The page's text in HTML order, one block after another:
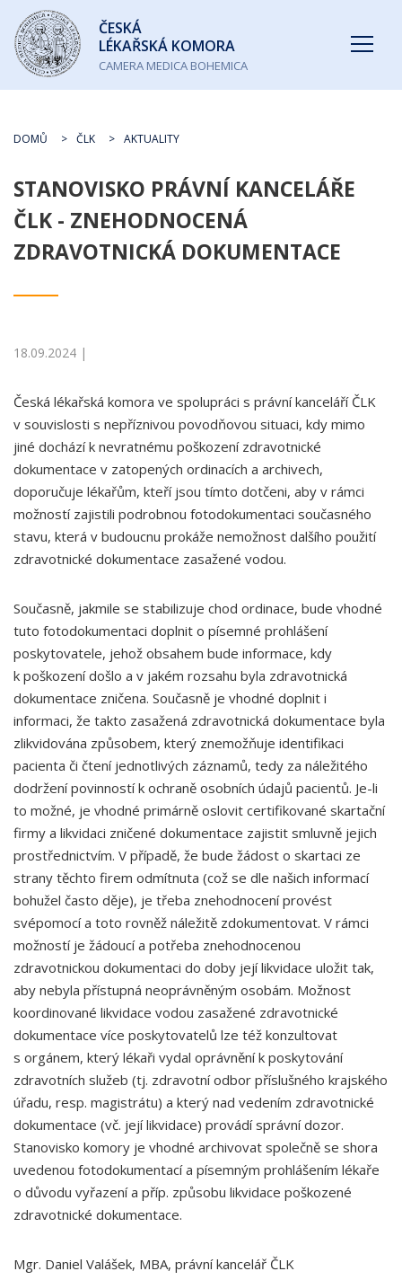
Česká
lékařská
komora
ČESKÁ
LÉKAŘSKÁ KOMORA
CAMERA MEDICA BOHEMICA
DOMŮ ČLK AKTUALITY
STANOVISKO PRÁVNÍ KANCELÁŘE
ČLK - ZNEHODNOCENÁ
ZDRAVOTNICKÁ DOKUMENTACE
18.09.2024 |
Česká lékařská komora ve spolupráci s právní kanceláří ČLK
v souvislosti s nepříznivou povodňovou situaci, kdy mimo
jiné dochází k nevratnému poškození zdravotnické
dokumentace v zatopených ordinacích a archivech,
doporučuje lékařům, kteří jsou tímto dotčeni, aby v rámci
možností zajistili podrobnou fotodokumentaci současného
stavu, která v budoucnu prokáže nemožnost dalšího použití
zdravotnické dokumentace zasažené vodou.
Současně, jakmile se stabilizuje chod ordinace, bude vhodné
tuto fotodokumentaci doplnit o písemné prohlášení
poskytovatele, jehož obsahem bude informace, kdy
k poškození došlo a v jakém rozsahu byla zdravotnická
dokumentace zničena. Současně je vhodné doplnit i
informaci, že takto zasažená zdravotnická dokumentace byla
zlikvidována způsobem, který znemožňuje identifikaci
pacienta či čtení jednotlivých záznamů, tedy za náležitého
dodržení povinností k ochraně osobních údajů pacientů. Je-li
to možné, je vhodné primárně oslovit certifikované skartační
firmy a likvidaci zničené dokumentace zajistit smluvně jejich
prostřednictvím. V případě, že bude žádost o skartaci ze
strany těchto firem odmítnuta (což se dle našich informací
bohužel často děje), je třeba znehodnocení provést
svépomocí a toto rovněž náležitě zdokumentovat. V rámci
možností je žádoucí a potřeba znehodnocenou
zdravotnickou dokumentaci do doby její likvidace uložit tak,
aby nebyla přístupná neoprávněným osobám. Možnost
koordinované likvidace vodou zasažené zdravotnické
dokumentace více poskytovatelů lze též konzultovat
s orgánem, který lékaři vydal oprávnění k poskytování
zdravotních služeb (tj. zdravotní odbor příslušného krajského
úřadu, resp. magistrátu) a který nad vedením zdravotnické
dokumentace (vč. její likvidace) provádí správní dozor.
Stanovisko komory je vhodné archivovat společně se shora
uvedenou fotodokumentací a písemným prohlášením lékaře
o důvodu vyřazení a příp. způsobu likvidace poškozené
zdravotnické dokumentace.
Mgr. Daniel Valášek, MBA, právní kancelář ČLK